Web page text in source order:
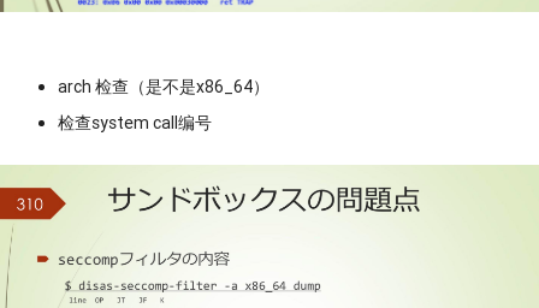
arch 检查（是不是x86_64）
检查system call编号